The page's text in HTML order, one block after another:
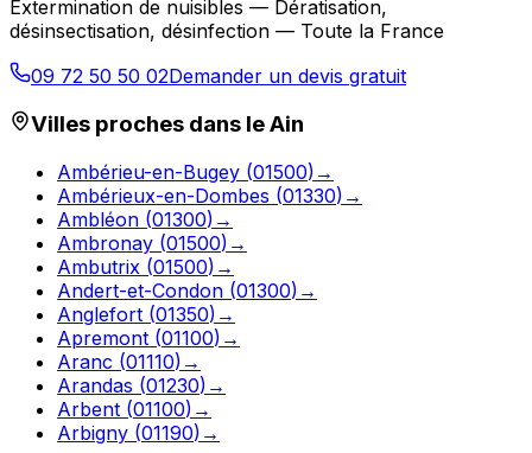
Extermination de nuisibles — Dératisation,
désinsectisation, désinfection — Toute la France
09 72 50 50 02Demander un devis gratuit
Villes proches dans leAin
Ambérieu-en-Bugey (01500) →
Ambérieux-en-Dombes (01330) →
Ambléon (01300) →
Ambronay (01500) →
Ambutrix (01500) →
Andert-et-Condon (01300) →
Anglefort (01350) →
Apremont (01100) →
Aranc (01110) →
Arandas (01230) →
Arbent (01100) →
Arbigny (01190) →